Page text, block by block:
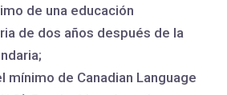
de una educación
de dos años después de la
mínimo de Canadian Language